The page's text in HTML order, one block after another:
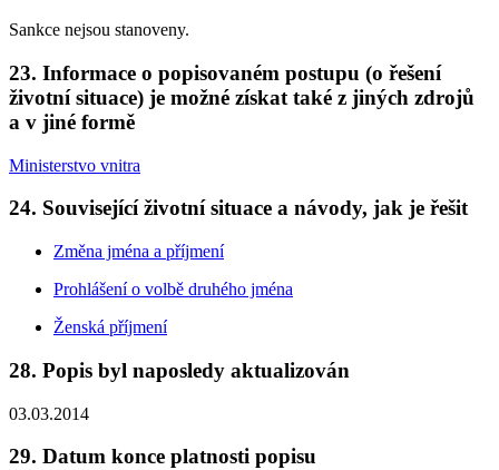
Sankce nejsou stanoveny.
23. Informace o popisovaném postupu (o řešení
životní situace) je možné získat také z jiných zdrojů
a v jiné formě
Ministerstvo vnitra
24. Související životní situace a návody, jak je řešit
Změna jména a příjmení
Prohlášení o volbě druhého jména
Ženská příjmení
28. Popis byl naposledy aktualizován
03.03.2014
29. Datum konce platnosti popisu